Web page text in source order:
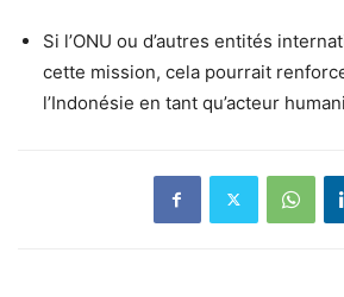
Si l’ONU ou d’autres entités
cette mission, cela pourrait
l’Indonésie en tant qu’acteur